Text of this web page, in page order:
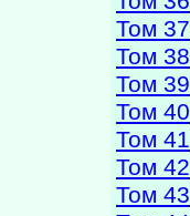
Том 37
Том 38
Том 39
Том 40
Том 41
Том 42
Том 43